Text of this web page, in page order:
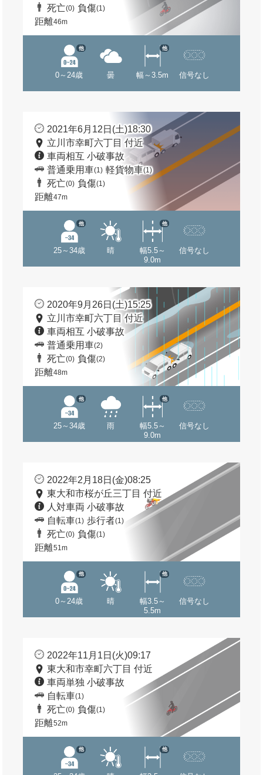
死亡(0) 負傷(1)
距離46m
0～24歳
他
曇 幅～3.5m
他
信号なし
2021年6月12日(土)18:30
立川市幸町六丁目 付近
車両相互 小破事故
普通乗用車(1) 軽貨物車(1)
死亡(0) 負傷(1)
距離47m
25～34歳
他
晴
幅5.5～
9.0m
他
信号なし
2020年9月26日(土)15:25
立川市幸町六丁目 付近
車両相互 小破事故
普通乗用車(2)
死亡(0) 負傷(2)
距離48m
25～34歳
他
雨
幅5.5～
9.0m
他
信号なし
2022年2月18日(金)08:25
東大和市桜が丘三丁目 付近
人対車両 小破事故
自転車(1) 歩行者(1)
死亡(0) 負傷(1)
距離51m
0～24歳
他
晴
幅3.5～
5.5m
他
信号なし
2022年11月1日(火)09:17
東大和市幸町六丁目 付近
車両単独 小破事故
自転車(1)
死亡(0) 負傷(1)
距離52m
他 他